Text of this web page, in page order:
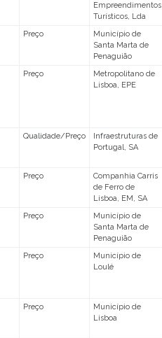
Empreendimentos
Turísticos, Lda
Preço
Município de
Santa Marta de
Penaguião
Preço
Metropolitano de
Lisboa, EPE
Qualidade/Preço
Infraestruturas de
Portugal, SA
Preço
Companhia Carris
de Ferro de
Lisboa, EM, SA
Preço
Município de
Santa Marta de
Penaguião
Preço
Município de
Loulé
Preço
Município de
Lisboa